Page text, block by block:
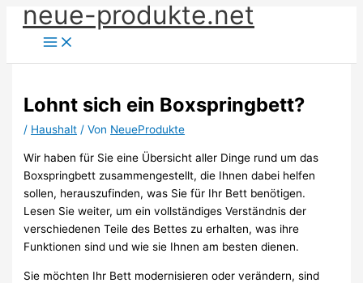
Zum
Inhalt
springen
neue-produkte.net
Lohnt sich ein Boxspringbett?
/ Haushalt / Von NeueProdukte
Wir haben für Sie eine Übersicht aller Dinge rund um das
Boxspringbett zusammengestellt, die Ihnen dabei helfen
sollen, herauszufinden, was Sie für Ihr Bett benötigen.
Lesen Sie weiter, um ein vollständiges Verständnis der
verschiedenen Teile des Bettes zu erhalten, was ihre
Funktionen sind und wie sie Ihnen am besten dienen.
Sie möchten Ihr Bett modernisieren oder verändern, sind